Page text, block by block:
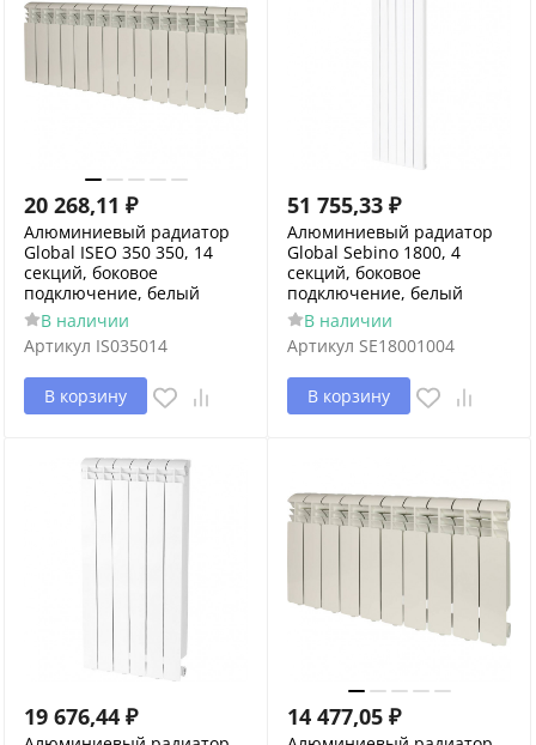
20 268,11 ₽
Алюминиевый радиатор
Global ISEO 350 350, 14
секций, боковое
подключение, белый
В наличии
Артикул IS035014
В корзину
51 755,33 ₽
Алюминиевый радиатор
Global Sebino 1800, 4
секций, боковое
подключение, белый
В наличии
Артикул SE18001004
В корзину
19 676,44 ₽ 14 477,05 ₽